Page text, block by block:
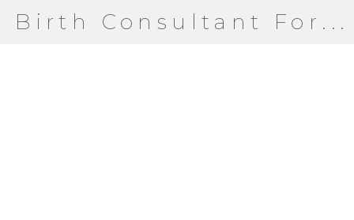
Birth Consultant For...